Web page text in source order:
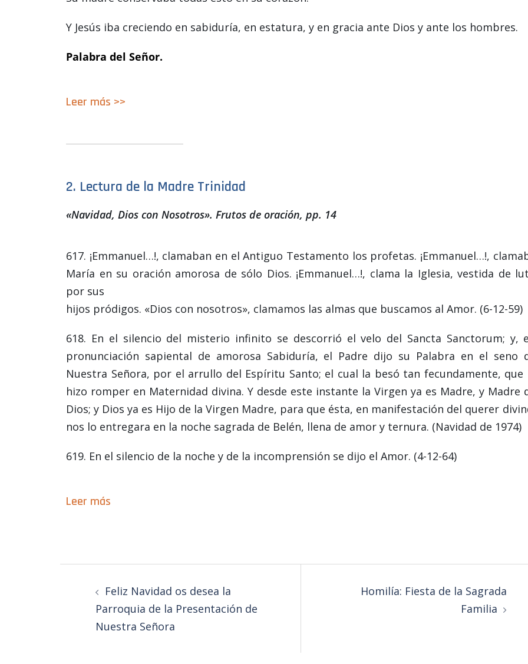
Y Jesús iba creciendo en sabiduría, en estatura, y en gracia ante Dios y ante los hombres.
Palabra del Señor.
Leer más >>
2. Lectura de la Madre Trinidad
«Navidad, Dios con Nosotros». Frutos de oración, pp. 14
617. ¡Emmanuel…!, clamaban en el Antiguo Testamento los profetas. ¡Emmanuel…!,
María en su oración amorosa de sólo Dios. ¡Emmanuel…!, clama la Iglesia, vestida de
por sus
hijos pródigos. «Dios con nosotros», clamamos las almas que buscamos al Amor. (6-12-59)
618. En el silencio del misterio infinito se descorrió el velo del Sancta Sanctorum; y,
pronunciación sapiental de amorosa Sabiduría, el Padre dijo su Palabra en el seno
Nuestra Señora, por el arrullo del Espíritu Santo; el cual la besó tan fecundamente, que
hizo romper en Maternidad divina. Y desde este instante la Virgen ya es Madre, y Madre
Dios; y Dios ya es Hijo de la Virgen Madre, para que ésta, en manifestación del querer
nos lo entregara en la noche sagrada de Belén, llena de amor y ternura. (Navidad de 1974)
619. En el silencio de la noche y de la incomprensión se dijo el Amor. (4-12-64)
Leer más
Feliz Navidad os desea la
Parroquia de la Presentación de
Nuestra Señora
Homilía: Fiesta de la Sagrada
Familia